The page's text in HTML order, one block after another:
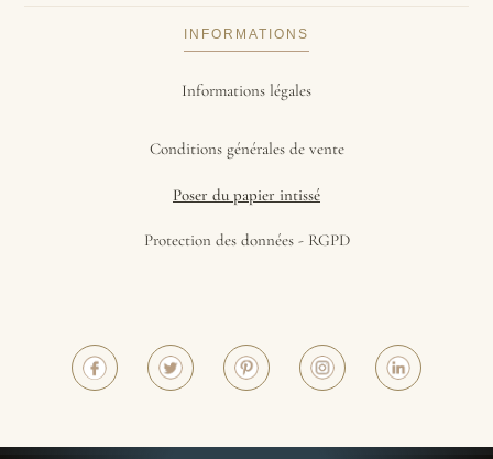
INFORMATIONS
Informations légales
Conditions générales de vente
Poser du papier intissé
Protection des données - RGPD